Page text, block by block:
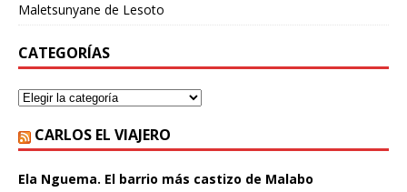
Maletsunyane de Lesoto
CATEGORÍAS
CARLOS EL VIAJERO
Ela Nguema. El barrio más castizo de Malabo